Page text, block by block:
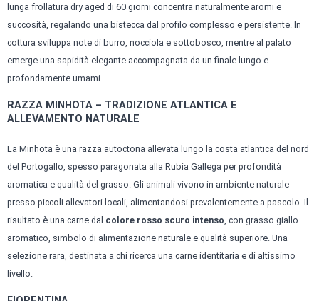
lunga frollatura dry aged di 60 giorni concentra naturalmente aromi e
succosità, regalando una bistecca dal profilo complesso e persistente. In
cottura sviluppa note di burro, nocciola e sottobosco, mentre al palato
emerge una sapidità elegante accompagnata da un finale lungo e
profondamente umami.
RAZZA MINHOTA – TRADIZIONE ATLANTICA E
ALLEVAMENTO NATURALE
La Minhota è una razza autoctona allevata lungo la costa atlantica del nord
del Portogallo, spesso paragonata alla Rubia Gallega per profondità
aromatica e qualità del grasso. Gli animali vivono in ambiente naturale
presso piccoli allevatori locali, alimentandosi prevalentemente a pascolo. Il
risultato è una carne dal colore rosso scuro intenso , con grasso giallo
aromatico, simbolo di alimentazione naturale e qualità superiore. Una
selezione rara, destinata a chi ricerca una carne identitaria e di altissimo
livello.